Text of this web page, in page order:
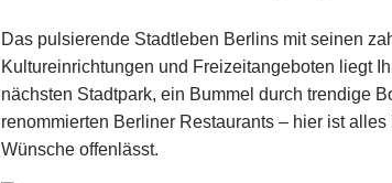
Das pulsierende Stadtleben Berlins mit seinen
Kultureinrichtungen und Freizeitangeboten liegt
nächsten Stadtpark, ein Bummel durch trendige
renommierten Berliner Restaurants – hier ist
Wünsche offenlässt.